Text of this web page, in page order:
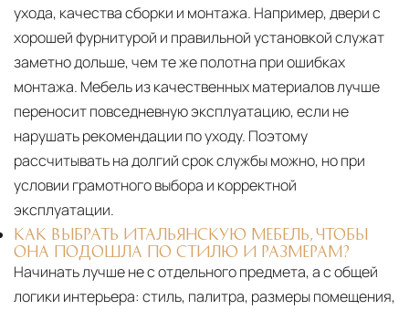
ухода, качества сборки и монтажа. Например, двери с
хорошей фурнитурой и правильной установкой служат
заметно дольше, чем те же полотна при ошибках
монтажа. Мебель из качественных материалов лучше
переносит повседневную эксплуатацию, если не
нарушать рекомендации по уходу. Поэтому
рассчитывать на долгий срок службы можно, но при
условии грамотного выбора и корректной
эксплуатации.
КАК ВЫБРАТЬ ИТАЛЬЯНСКУЮ МЕБЕЛЬ, ЧТОБЫ
ОНА ПОДОШЛА ПО СТИЛЮ И РАЗМЕРАМ?
Начинать лучше не с отдельного предмета, а с общей
логики интерьера: стиль, палитра, размеры помещения,